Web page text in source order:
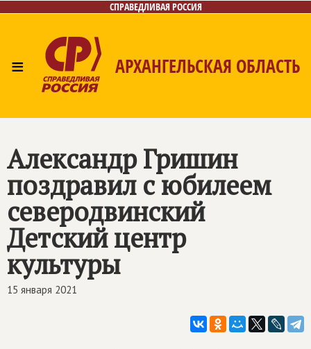
СПРАВЕДЛИВАЯ РОССИЯ
≡ АРХАНГЕЛЬСКАЯ ОБЛАСТЬ
Контакты
Александр Гришин
поздравил с юбилеем
северодвинский
Детский центр
культуры
15 января 2021